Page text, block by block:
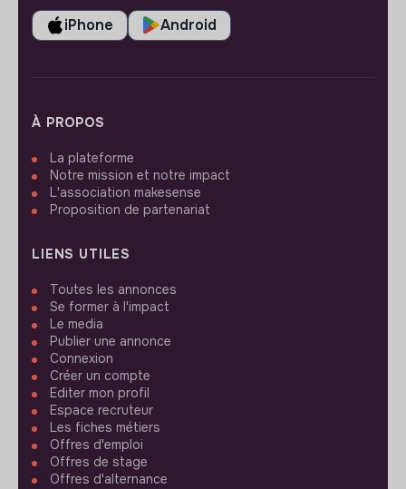
iPhone Android
À PROPOS
La plateforme
Notre mission et notre impact
L'association makesense
Proposition de partenariat
LIENS UTILES
Toutes les annonces
Se former à l'impact
Le media
Publier une annonce
Connexion
Créer un compte
Editer mon profil
Espace recruteur
Les fiches métiers
Offres d'emploi
Offres de stage
Offres d'alternance